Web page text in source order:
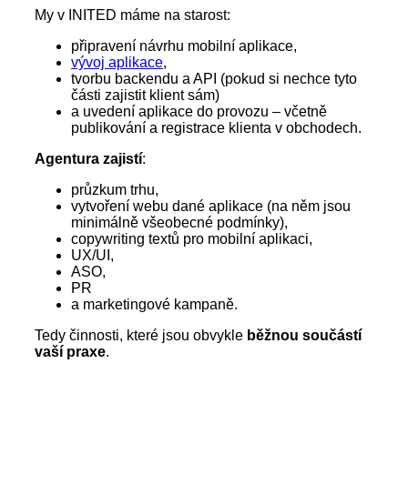
My v INITED máme na starost:
připravení návrhu mobilní aplikace,
vývoj aplikace,
tvorbu backendu a API (pokud si nechce tyto
části zajistit klient sám)
a uvedení aplikace do provozu – včetně
publikování a registrace klienta v obchodech.
Agentura zajistí:
průzkum trhu,
vytvoření webu dané aplikace (na něm jsou
minimálně všeobecné podmínky),
copywriting textů pro mobilní aplikaci,
UX/UI,
ASO,
PR
a marketingové kampaně.
Tedy činnosti, které jsou obvykle běžnou součástí
vaší praxe.